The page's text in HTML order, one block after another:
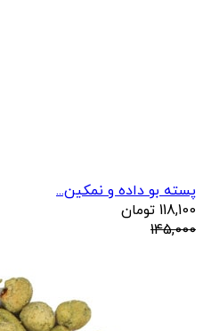
پسته بو داده و نمکین...
118,100 تومان
145,000